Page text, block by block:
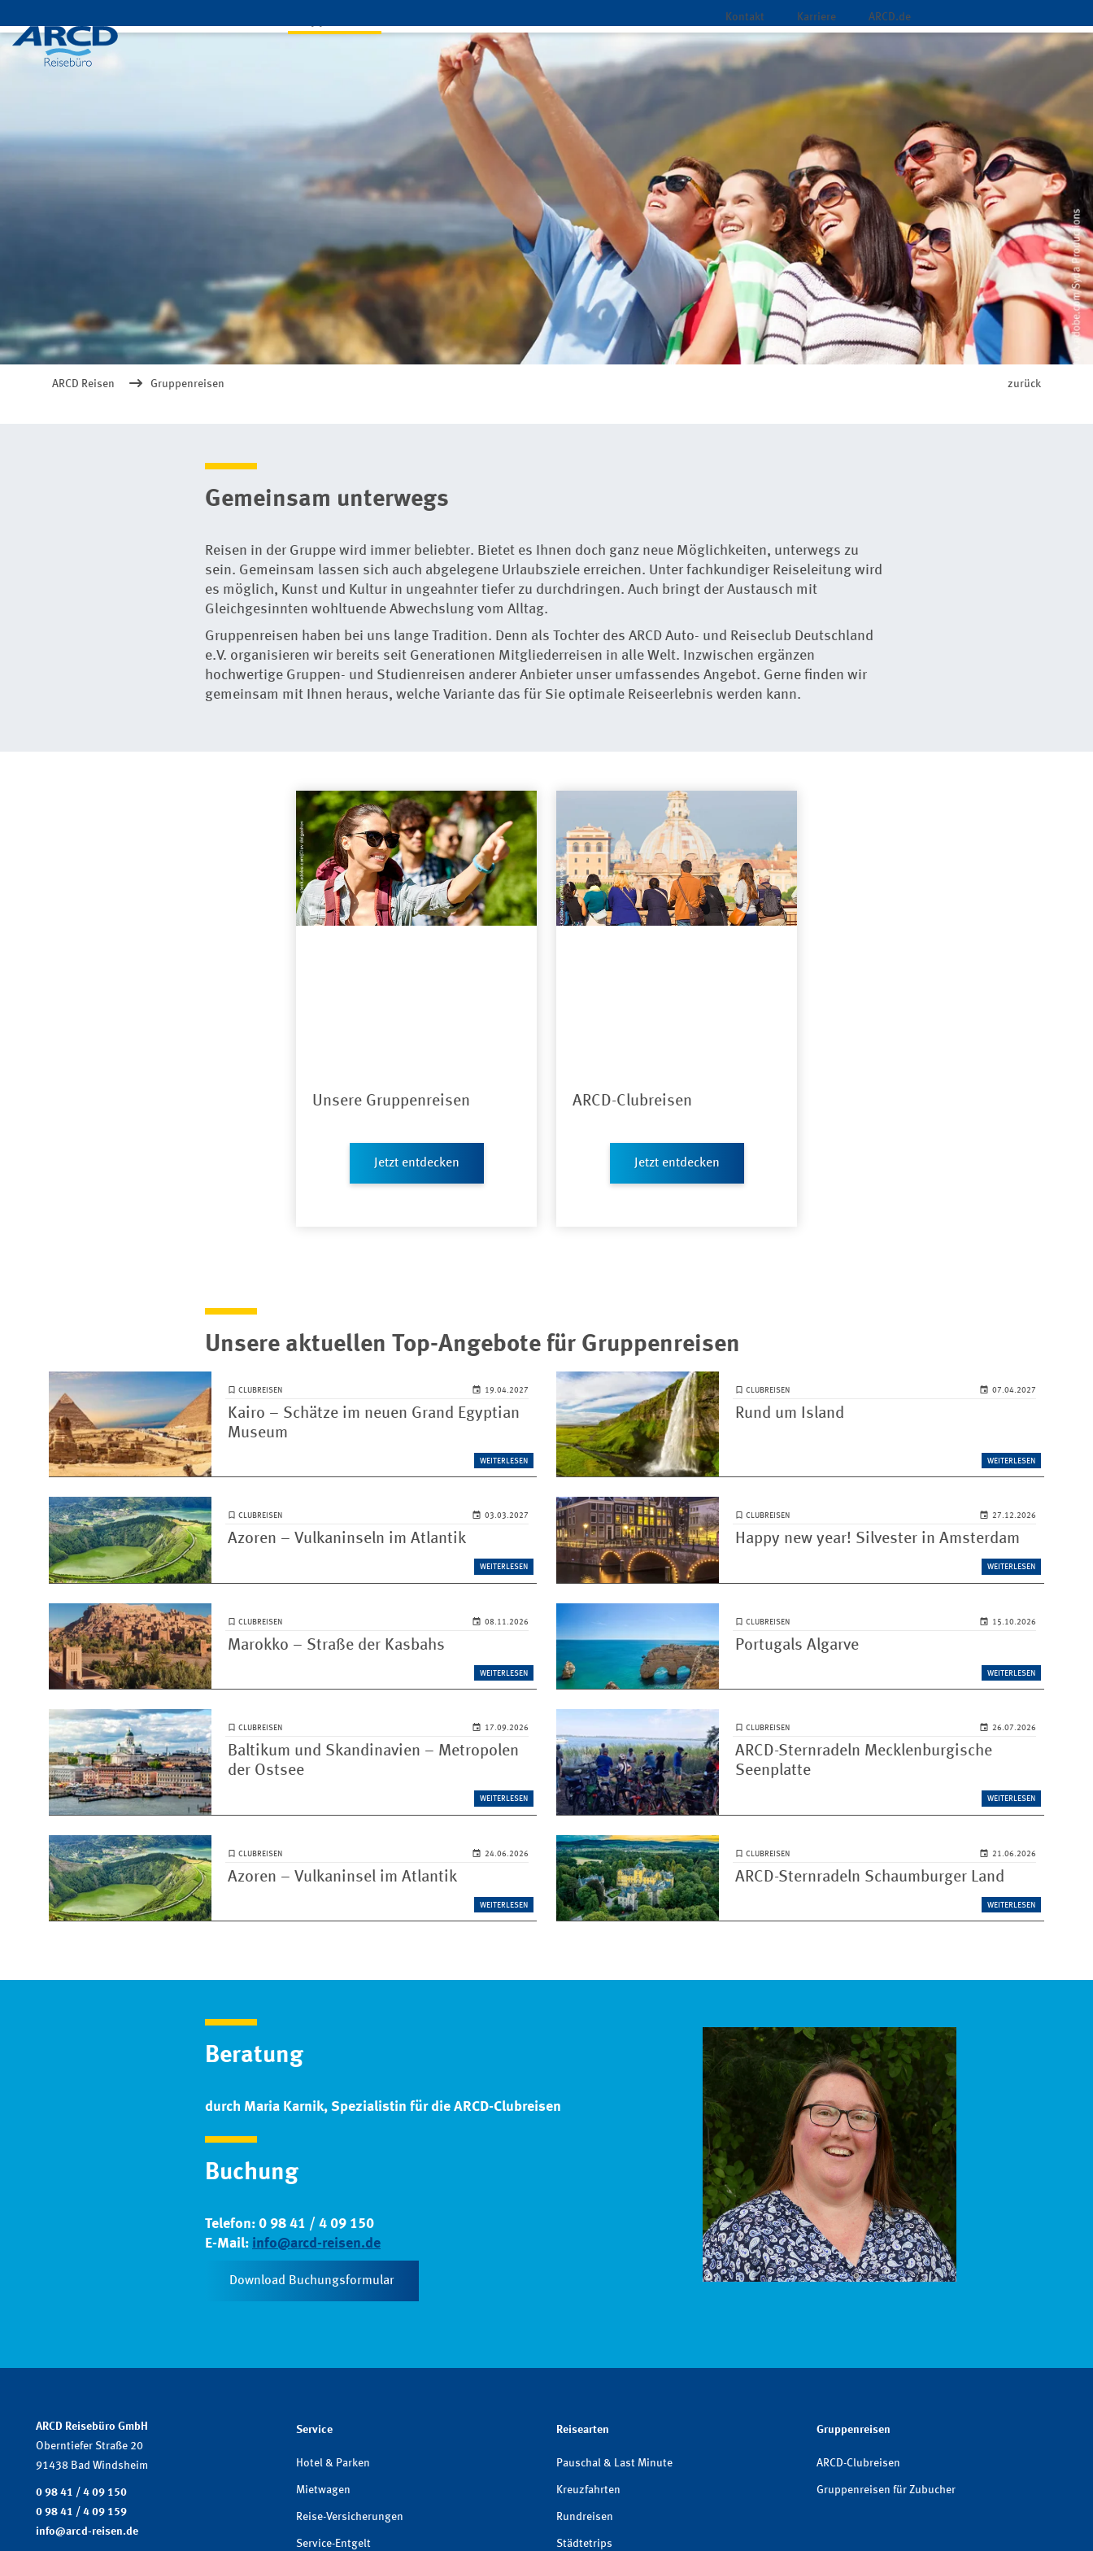
Kontakt Karriere ARCD.de
ARCD Reisen Gruppenreisen zurück
Gemeinsam unterwegs
Reisen in der Gruppe wird immer beliebter. Bietet es Ihnen doch ganz neue Möglichkeiten, unterwegs zu
sein. Gemeinsam lassen sich auch abgelegene Urlaubsziele erreichen. Unter fachkundiger Reiseleitung wird
es möglich, Kunst und Kultur in ungeahnter tiefer zu durchdringen. Auch bringt der Austausch mit
Gleichgesinnten wohltuende Abwechslung vom Alltag.
Gruppenreisen haben bei uns lange Tradition. Denn als Tochter des ARCD Auto- und Reiseclub Deutschland
e.V. organisieren wir bereits seit Generationen Mitgliederreisen in alle Welt. Inzwischen ergänzen
hochwertige Gruppen- und Studienreisen anderer Anbieter unser umfassendes Angebot. Gerne finden wir
gemeinsam mit Ihnen heraus, welche Variante das für Sie optimale Reiseerlebnis werden kann.
Unsere Gruppenreisen
Jetzt entdecken
ARCD-Clubreisen
Jetzt entdecken
Unsere aktuellen Top-Angebote für Gruppenreisen
CLUBREISEN 19.04.2027
Kairo – Schätze im neuen Grand Egyptian
Museum
WEITERLESEN
CLUBREISEN 07.04.2027
Rund um Island
WEITERLESEN
CLUBREISEN 03.03.2027
Azoren – Vulkaninseln im Atlantik
WEITERLESEN
CLUBREISEN 27.12.2026
Happy new year! Silvester in Amsterdam
WEITERLESEN
CLUBREISEN 08.11.2026
Marokko – Straße der Kasbahs
WEITERLESEN
CLUBREISEN 15.10.2026
Portugals Algarve
WEITERLESEN
CLUBREISEN 17.09.2026
Baltikum und Skandinavien – Metropolen
der Ostsee
WEITERLESEN
CLUBREISEN 26.07.2026
ARCD-Sternradeln Mecklenburgische
Seenplatte
WEITERLESEN
CLUBREISEN 24.06.2026
Azoren – Vulkaninsel im Atlantik
WEITERLESEN
CLUBREISEN 21.06.2026
ARCD-Sternradeln Schaumburger Land
WEITERLESEN
Beratung
durch Maria Karnik, Spezialistin für die ARCD-Clubreisen
Buchung
Telefon: 0 98 41 / 4 09 150
E-Mail: info@arcd-reisen.de
Download Buchungsformular
ARCD Reisebüro GmbH
Oberntiefer Straße 20
91438 Bad Windsheim
0 98 41 / 4 09 150
0 98 41 / 4 09 159
info@arcd-reisen.de
Service
Hotel & Parken
Mietwagen
Reise-Versicherungen
Service-Entgelt
Reisearten
Pauschal & Last Minute
Kreuzfahrten
Rundreisen
Städtetrips
Gruppenreisen
ARCD-Clubreisen
Gruppenreisen für Zubucher